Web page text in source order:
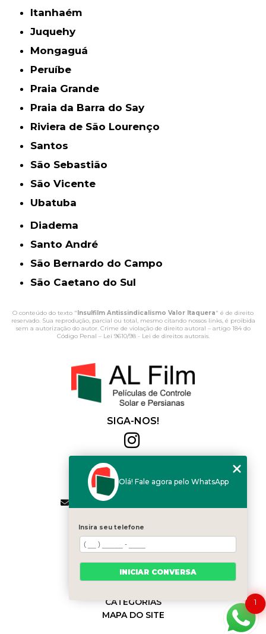
Itanhaém
Juquehy
Mongaguá
Peruíbe
Praia Grande
Praia da Barra do Say
Riviera de São Lourenço
Santos
São Sebastião
São Vicente
Ubatuba
Diadema
Santo André
São Bernardo do Campo
São Caetano do Sul
O conteúdo do texto "Insulfilm Antissindicalismo Valor Itaquera" é de direito
reservado. Sua reprodução, parcial ou total, mesmo citando nossos links, é proibida
sem a autorização do autor. Crime de violação de direito autoral – artigo 184 do
Código Penal – Lei 9610/98 - Lei de direitos autorais.
SIGA-NOS!
(11) 2564-4684
(11) 94168-2041
contato.vendas@alfilm.com.br
MENU
HOME
QUEM SOMOS
SERVIÇOS
BLOG
CATEGORIAS
MAPA DO SITE
1
Olá! Fale agora pelo WhatsApp
Insira seu telefone
INICIAR CONVERSA